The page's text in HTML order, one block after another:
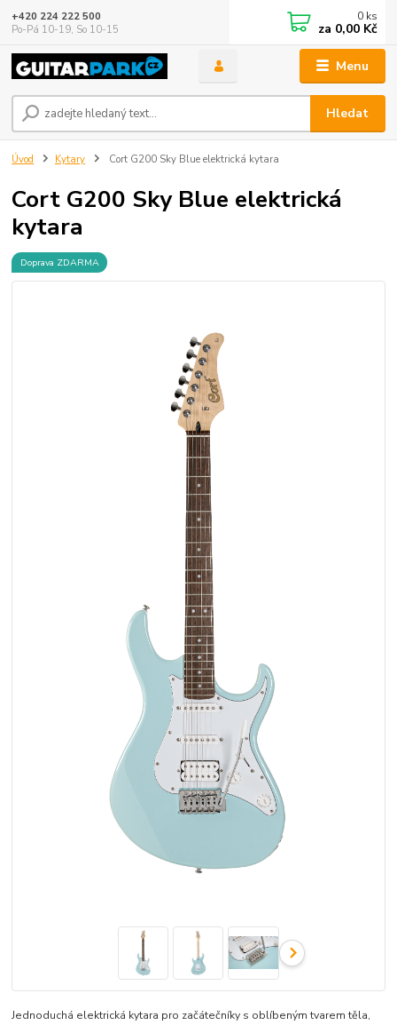
Menu
Hledat
+420 224 222 500
Po-Pá 10-19, So 10-15
0 ks
za 0,00 Kč
Úvod Kytary Cort G200 Sky Blue elektrická kytara
Cort G200 Sky Blue elektrická
kytara
Doprava ZDARMA
Jednoduchá elektrická kytara pro začátečníky s oblíbeným tvarem těla,